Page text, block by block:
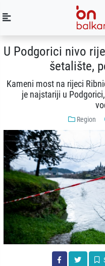
U Podgorici nivo
šetalište,
Kameni most na rijeci
je najstariji u
Region